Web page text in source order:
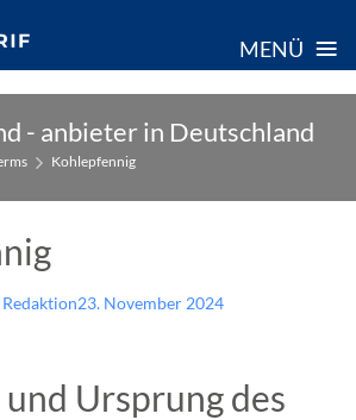
MENÜ ≡
- anbieter in Deutschland
Kohlepfennig
23. November 2024
Ursprung des